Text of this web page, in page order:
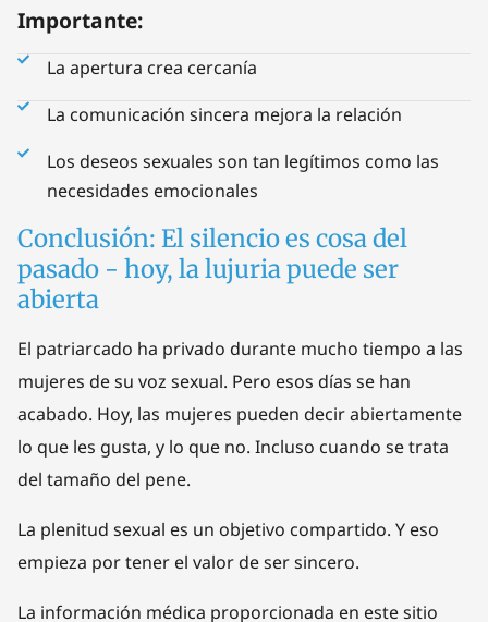
Importante:
La apertura crea cercanía
La comunicación sincera mejora la relación
Los deseos sexuales son tan legítimos como las
necesidades emocionales
Conclusión: El silencio es cosa del
pasado - hoy, la lujuria puede ser
abierta
El patriarcado ha privado durante mucho tiempo a las
mujeres de su voz sexual. Pero esos días se han
acabado. Hoy, las mujeres pueden decir abiertamente
lo que les gusta, y lo que no. Incluso cuando se trata
del tamaño del pene.
La plenitud sexual es un objetivo compartido. Y eso
empieza por tener el valor de ser sincero.
La información médica proporcionada en este sitio